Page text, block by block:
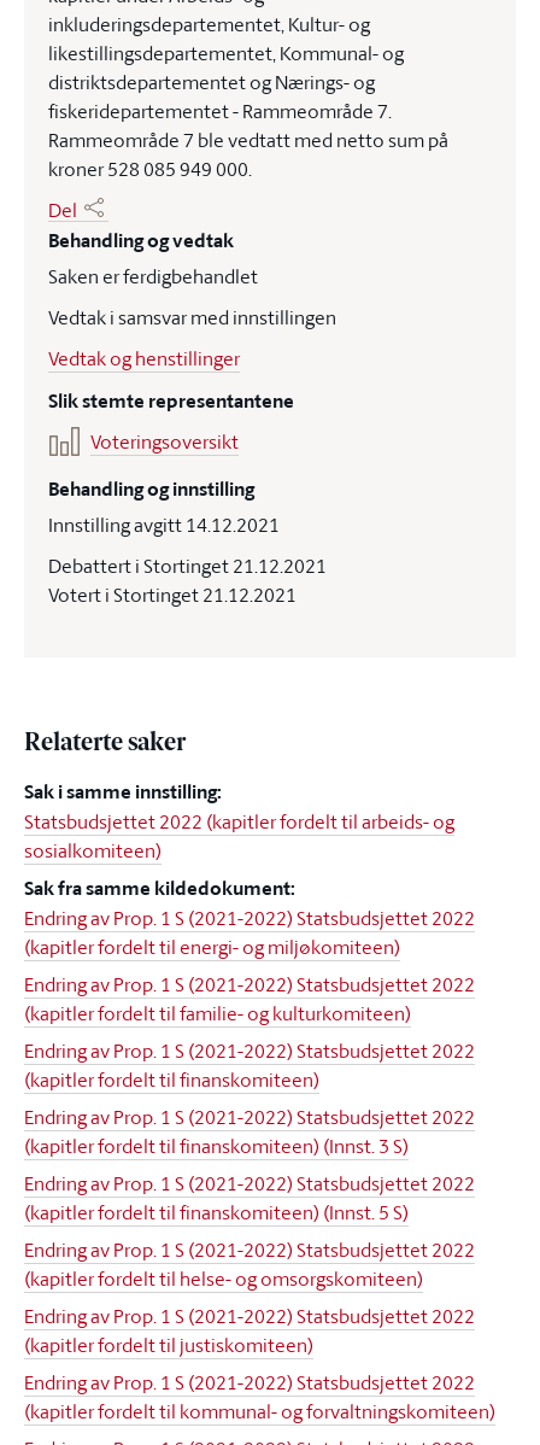
inkluderingsdepartementet, Kultur- og
likestillingsdepartementet, Kommunal- og
distriktsdepartementet og Nærings- og
fiskeridepartementet - Rammeområde 7.
Rammeområde 7 ble vedtatt med netto sum på
kroner 528 085 949 000.
Del
Behandling og vedtak
Saken er ferdigbehandlet
Vedtak i samsvar med innstillingen
Vedtak og henstillinger
Slik stemte representantene
Voteringsoversikt
Behandling og innstilling
Innstilling avgitt 14.12.2021
Debattert i Stortinget 21.12.2021
Votert i Stortinget 21.12.2021
Relaterte saker
Sak i samme innstilling:
Statsbudsjettet 2022 (kapitler fordelt til arbeids- og
sosialkomiteen)
Sak fra samme kildedokument:
Endring av Prop. 1 S (2021-2022) Statsbudsjettet 2022
(kapitler fordelt til energi- og miljøkomiteen)
Endring av Prop. 1 S (2021-2022) Statsbudsjettet 2022
(kapitler fordelt til familie- og kulturkomiteen)
Endring av Prop. 1 S (2021-2022) Statsbudsjettet 2022
(kapitler fordelt til finanskomiteen)
Endring av Prop. 1 S (2021-2022) Statsbudsjettet 2022
(kapitler fordelt til finanskomiteen) (Innst. 3 S)
Endring av Prop. 1 S (2021-2022) Statsbudsjettet 2022
(kapitler fordelt til finanskomiteen) (Innst. 5 S)
Endring av Prop. 1 S (2021-2022) Statsbudsjettet 2022
(kapitler fordelt til helse- og omsorgskomiteen)
Endring av Prop. 1 S (2021-2022) Statsbudsjettet 2022
(kapitler fordelt til justiskomiteen)
Endring av Prop. 1 S (2021-2022) Statsbudsjettet 2022
(kapitler fordelt til kommunal- og forvaltningskomiteen)